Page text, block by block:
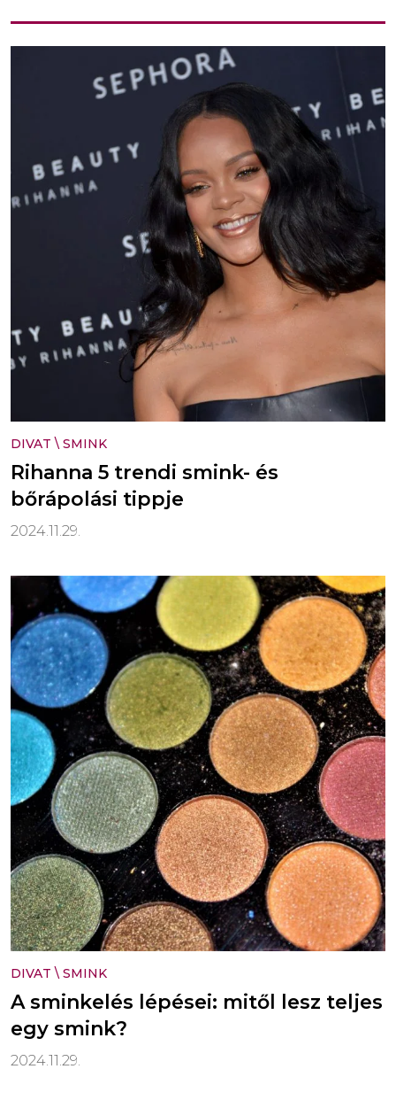
DIVAT \ SMINK
Rihanna 5 trendi smink- és
bőrápolási tippje
2024.11.29.
DIVAT \ SMINK
A sminkelés lépései: mitől lesz teljes
egy smink?
2024.11.29.